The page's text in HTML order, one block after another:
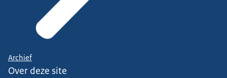
Archief
Over deze site